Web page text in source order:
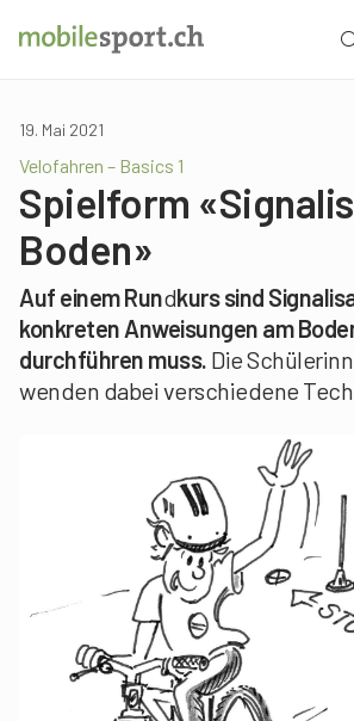
19. Mai 2021
Velofahren – Basics 1
Spielform
Boden»
Auf einem Rundkurs sind
konkreten Anweisungen am
durchführen muss. Die
wenden dabei verschiedene